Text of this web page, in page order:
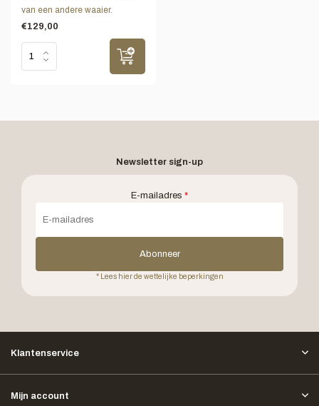
van een andere waaier.
€129,00
Newsletter sign-up
E-mailadres *
Abonneer
* Lees hier de wettelijke beperkingen
Klantenservice
Mijn account